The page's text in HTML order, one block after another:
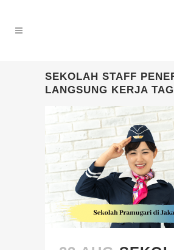
SEKOLAH STAFF
LANGSUNG KERJA TAG